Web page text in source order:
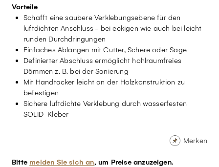
Vorteile
Schafft eine saubere Verklebungsebene für den
luftdichten Anschluss - bei eckigen wie auch bei leicht
runden Durchdringungen
Einfaches Ablängen mit Cutter, Schere oder Säge
Definierter Abschluss ermöglicht hohlraumfreies
Dämmen z. B. bei der Sanierung
Mit Handtacker leicht an der Holzkonstruktion zu
befestigen
Sichere luftdichte Verklebung durch wasserfesten
SOLID-Kleber
Merken
Bitte melden Sie sich an, um Preise anzuzeigen.